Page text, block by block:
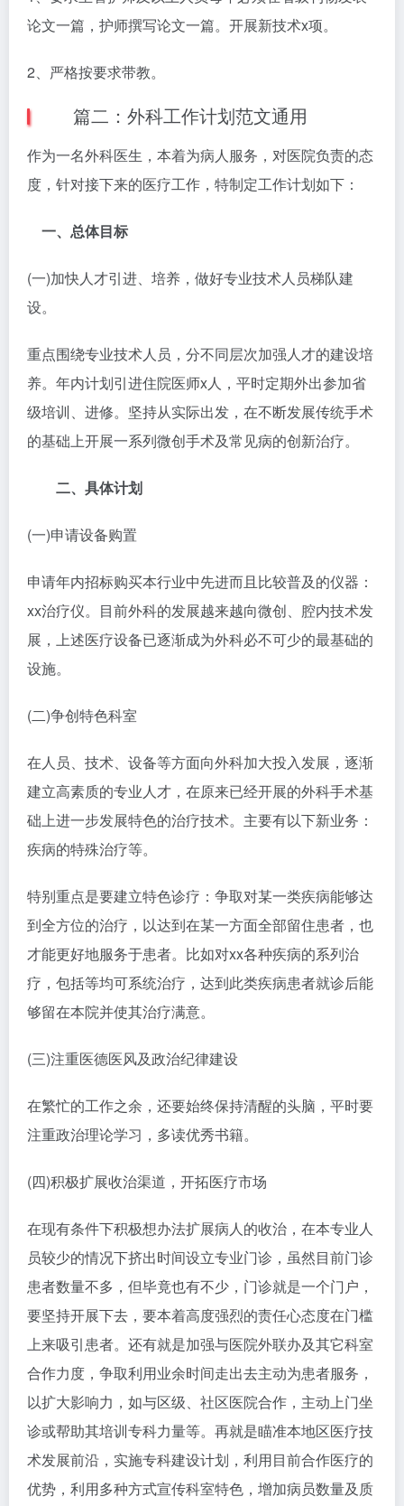
论文一篇，护师撰写论文一篇。开展新技术x项。
2、严格按要求带教。
篇二：外科工作计划范文通用
作为一名外科医生，本着为病人服务，对医院负责的态
度，针对接下来的医疗工作，特制定工作计划如下：
一、总体目标
(一)加快人才引进、培养，做好专业技术人员梯队建
设。
重点围绕专业技术人员，分不同层次加强人才的建设培
养。年内计划引进住院医师x人，平时定期外出参加省
级培训、进修。坚持从实际出发，在不断发展传统手术
的基础上开展一系列微创手术及常见病的创新治疗。
二、具体计划
(一)申请设备购置
申请年内招标购买本行业中先进而且比较普及的仪器：
xx治疗仪。目前外科的发展越来越向微创、腔内技术发
展，上述医疗设备已逐渐成为外科必不可少的最基础的
设施。
(二)争创特色科室
在人员、技术、设备等方面向外科加大投入发展，逐渐
建立高素质的专业人才，在原来已经开展的外科手术基
础上进一步发展特色的治疗技术。主要有以下新业务：
疾病的特殊治疗等。
特别重点是要建立特色诊疗：争取对某一类疾病能够达
到全方位的治疗，以达到在某一方面全部留住患者，也
才能更好地服务于患者。比如对xx各种疾病的系列治
疗，包括等均可系统治疗，达到此类疾病患者就诊后能
够留在本院并使其治疗满意。
(三)注重医德医风及政治纪律建设
在繁忙的工作之余，还要始终保持清醒的头脑，平时要
注重政治理论学习，多读优秀书籍。
(四)积极扩展收治渠道，开拓医疗市场
在现有条件下积极想办法扩展病人的收治，在本专业人
员较少的情况下挤出时间设立专业门诊，虽然目前门诊
患者数量不多，但毕竟也有不少，门诊就是一个门户，
要坚持开展下去，要本着高度强烈的责任心态度在门槛
上来吸引患者。还有就是加强与医院外联办及其它科室
合作力度，争取利用业余时间走出去主动为患者服务，
以扩大影响力，如与区级、社区医院合作，主动上门坐
诊或帮助其培训专科力量等。再就是瞄准本地区医疗技
术发展前沿，实施专科建设计划，利用目前合作医疗的
优势，利用多种方式宣传科室特色，增加病员数量及质